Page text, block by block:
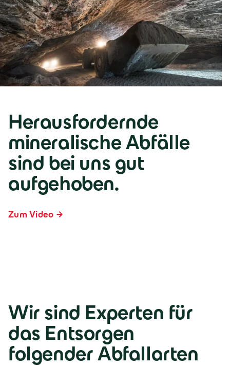
Herausfordernde
mineralische Abfälle
sind bei uns gut
aufgehoben.
Zum Video
Wir sind Experten für
das Entsorgen
folgender Abfallarten